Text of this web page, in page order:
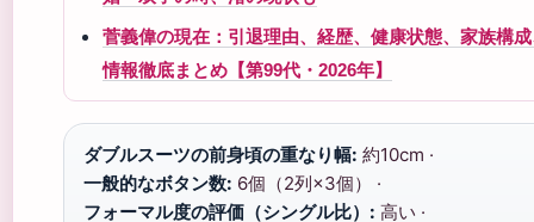
菅義偉の現在：引退理由、経歴、健康状態、家族構
情報徹底まとめ【第99代・2026年】
ダブルスーツの前身頃の重なり幅: 約10cm ·
一般的なボタン数: 6個（2列×3個） ·
フォーマル度の評価（シングル比）: 高い ·